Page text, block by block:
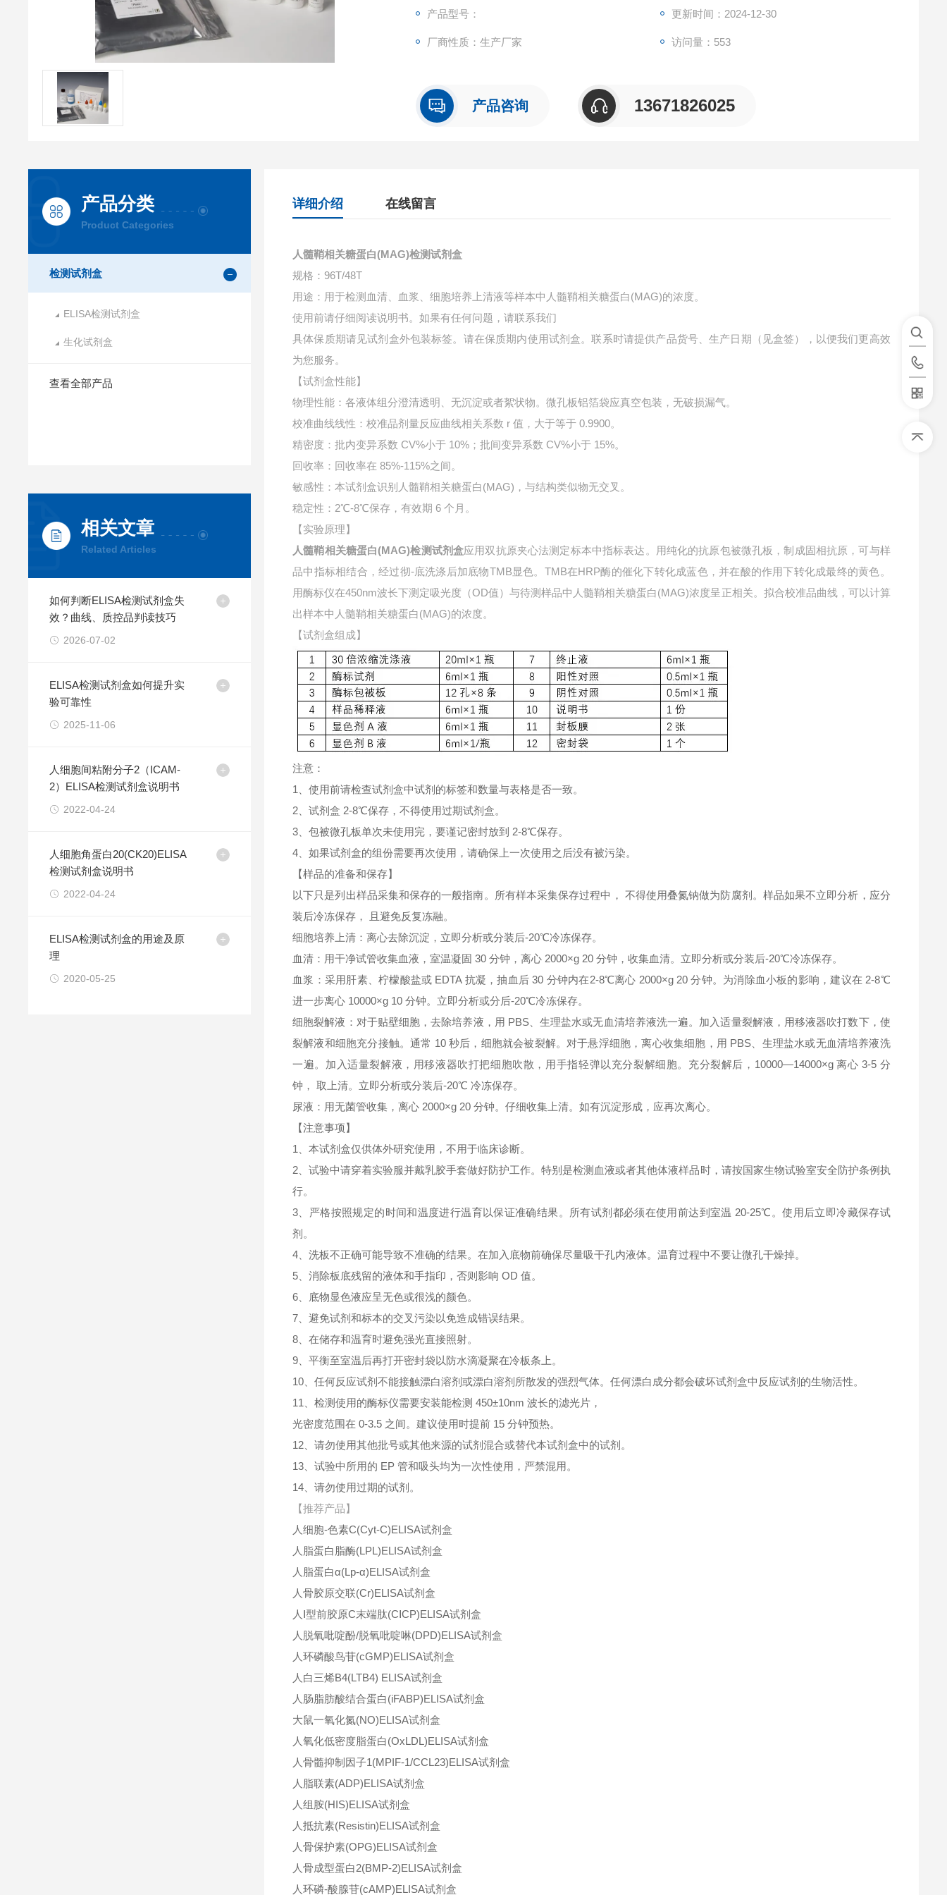
产品型号： 更新时间：2024-12-30
厂商性质：生产厂家 访问量：553
产品咨询 13671826025
产品分类
Product Categories
检测试剂盒
ELISA检测试剂盒
生化试剂盒
查看全部产品
相关文章
Related Articles
如何判断ELISA检测试剂盒失
效？曲线、质控品判读技巧
2026-07-02
ELISA检测试剂盒如何提升实
验可靠性
2025-11-06
人细胞间粘附分子2（ICAM-
2）ELISA检测试剂盒说明书
2022-04-24
人细胞角蛋白20(CK20)ELISA
检测试剂盒说明书
2022-04-24
ELISA检测试剂盒的用途及原
理
2020-05-25
详细介绍 在线留言
人髓鞘相关糖蛋白(MAG)检测试剂盒
规格：96T/48T
用途：用于检测血清、血浆、细胞培养上清液等样本中 人髓鞘相关糖蛋白(MAG)的浓度。
使用前请仔细阅读说明书。如果有任何问题，请联系我们
具体保质期请见试剂盒外包装标签。请在保质期内使用试剂盒。联系时请提供产品货号、生产日期（见盒签），以便我们更高效
为您服务。
【试剂盒性能】
物理性能：各液体组分澄清透明、无沉淀或者絮状物。微孔板铝箔袋应真空包装，无破损漏气。
校准曲线线性：校准品剂量反应曲线相关系数 r 值，大于等于 0.9900。
精密度：批内变异系数 CV%小于 10%；批间变异系数 CV%小于 15%。
回收率：回收率在 85%-115%之间。
敏感性：本试剂盒识别人髓鞘相关糖蛋白(MAG)，与结构类似物无交叉。
稳定性：2℃-8℃保存，有效期 6 个月。
【实验原理】
人髓鞘相关糖蛋白(MAG)检测试剂盒应用双抗原夹心法测定标本中指标表达。用纯化的抗原包被微孔板，制成固相抗原，可与样
品中指标相结合，经过彻-底洗涤后加底物TMB显色。TMB在HRP酶的催化下转化成蓝色，并在酸的作用下转化成最终的黄色。
用酶标仪在450nm波长下测定吸光度（OD值）与待测样品中 人髓鞘相关糖蛋白(MAG)浓度呈正相关。拟合校准品曲线，可以计算
出样本中 人髓鞘相关糖蛋白(MAG)的浓度。
【试剂盒组成】
注意：
1、使用前请检查试剂盒中试剂的标签和数量与表格是否一致。
2、试剂盒 2-8℃保存，不得使用过期试剂盒。
3、包被微孔板单次未使用完，要谨记密封放到 2-8℃保存。
4、如果试剂盒的组份需要再次使用，请确保上一次使用之后没有被污染。
【样品的准备和保存】
以下只是列出样品采集和保存的一般指南。所有样本采集保存过程中， 不得使用叠氮钠做为防腐剂。样品如果不立即分析，应分
装后冷冻保存， 且避免反复冻融。
细胞培养上清：离心去除沉淀，立即分析或分装后-20℃冷冻保存。
血清：用干净试管收集血液，室温凝固 30 分钟，离心 2000×g 20 分钟，收集血清。立即分析或分装后-20℃冷冻保存。
血浆：采用肝素、柠檬酸盐或 EDTA 抗凝，抽血后 30 分钟内在2-8℃离心 2000×g 20 分钟。为消除血小板的影响，建议在 2-8℃
进一步离心 10000×g 10 分钟。立即分析或分后-20℃冷冻保存。
细胞裂解液：对于贴壁细胞，去除培养液，用 PBS、生理盐水或无血清培养液洗一遍。加入适量裂解液，用移液器吹打数下，使
裂解液和细胞充分接触。通常 10 秒后，细胞就会被裂解。对于悬浮细胞，离心收集细胞，用 PBS、生理盐水或无血清培养液洗
一遍。加入适量裂解液，用移液器吹打把细胞吹散，用手指轻弹以充分裂解细胞。充分裂解后，10000—14000×g 离心 3-5 分
钟， 取上清。立即分析或分装后-20℃ 冷冻保存。
尿液：用无菌管收集，离心 2000×g 20 分钟。仔细收集上清。如有沉淀形成，应再次离心。
【注意事项】
1、本试剂盒仅供体外研究使用，不用于临床诊断。
2、试验中请穿着实验服并戴乳胶手套做好防护工作。特别是检测血液或者其他体液样品时，请按国家生物试验室安全防护条例执
行。
3、严格按照规定的时间和温度进行温育以保证准确结果。所有试剂都必须在使用前达到室温 20-25℃。使用后立即冷藏保存试
剂。
4、洗板不正确可能导致不准确的结果。在加入底物前确保尽量吸干孔内液体。温育过程中不要让微孔干燥掉。
5、消除板底残留的液体和手指印，否则影响 OD 值。
6、底物显色液应呈无色或很浅的颜色。
7、避免试剂和标本的交叉污染以免造成错误结果。
8、在储存和温育时避免强光直接照射。
9、平衡至室温后再打开密封袋以防水滴凝聚在冷板条上。
10、任何反应试剂不能接触漂白溶剂或漂白溶剂所散发的强烈气体。任何漂白成分都会破坏试剂盒中反应试剂的生物活性。
11、检测使用的酶标仪需要安装能检测 450±10nm 波长的滤光片，
光密度范围在 0-3.5 之间。建议使用时提前 15 分钟预热。
12、请勿使用其他批号或其他来源的试剂混合或替代本试剂盒中的试剂。
13、试验中所用的 EP 管和吸头均为一次性使用，严禁混用。
14、请勿使用过期的试剂。
【推荐产品】
人细胞-色素C(Cyt-C)ELISA试剂盒
人脂蛋白脂酶(LPL)ELISA试剂盒
人脂蛋白α(Lp-α)ELISA试剂盒
人骨胶原交联(Cr)ELISA试剂盒
人Ⅰ型前胶原C末端肽(CⅠCP)ELISA试剂盒
人脱氧吡啶酚/脱氧吡啶啉(DPD)ELISA试剂盒
人环磷酸鸟苷(cGMP)ELISA试剂盒
人白三烯B4(LTB4) ELISA试剂盒
人肠脂肪酸结合蛋白(iFABP)ELISA试剂盒
大鼠一氧化氮(NO)ELISA试剂盒
人氧化低密度脂蛋白(OxLDL)ELISA试剂盒
人骨髓抑制因子1(MPIF-1/CCL23)ELISA试剂盒
人脂联素(ADP)ELISA试剂盒
人组胺(HIS)ELISA试剂盒
人抵抗素(Resistin)ELISA试剂盒
人骨保护素(OPG)ELISA试剂盒
人骨成型蛋白2(BMP-2)ELISA试剂盒
人环磷-酸腺苷(cAMP)ELISA试剂盒